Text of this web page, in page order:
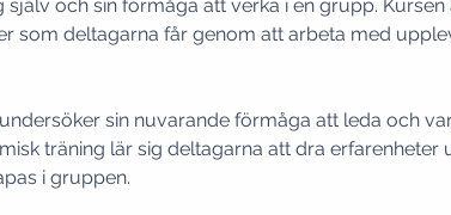
själv och sin förmåga att verka i en grupp.
som deltagarna får genom att arbeta med
sin nuvarande förmåga att leda och
träning lär sig deltagarna att dra